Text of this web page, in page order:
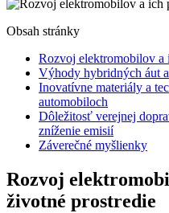
Obsah stránky
Rozvoj elektromobilov a
Výhody hybridných áut
Inovatívne materiály a
automobiloch
Dôležitosť verejnej
zníženie emisií
Záverečné myšlienky
Rozvoj
životné prostredie